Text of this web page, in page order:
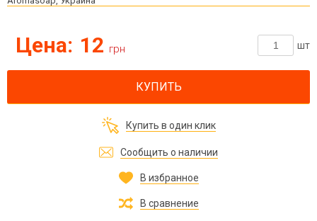
Цена: 12 грн шт
КУПИТЬ
Купить в один клик
Сообщить о наличии
В избранное
В сравнение